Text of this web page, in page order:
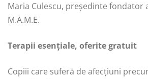
Maria Culescu, președinte fondator
M.A.M.E.
Terapii esențiale, oferite gratuit
Copiii care suferă de afecțiuni